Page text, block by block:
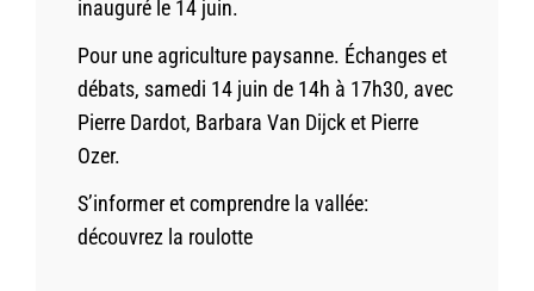
inauguré le 14 juin.
Pour une agriculture paysanne. Échanges et
débats, samedi 14 juin de 14h à 17h30, avec
Pierre Dardot, Barbara Van Dijck et Pierre
Ozer.
S’informer et comprendre la vallée:
découvrez la roulotte